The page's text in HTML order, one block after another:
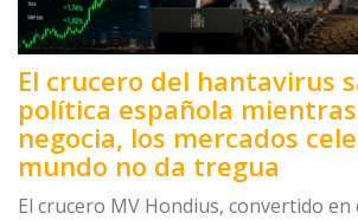
El crucero del hantavirus
política española
negocia, los mercados
mundo no da tregua
El crucero MV Hondius, convertido